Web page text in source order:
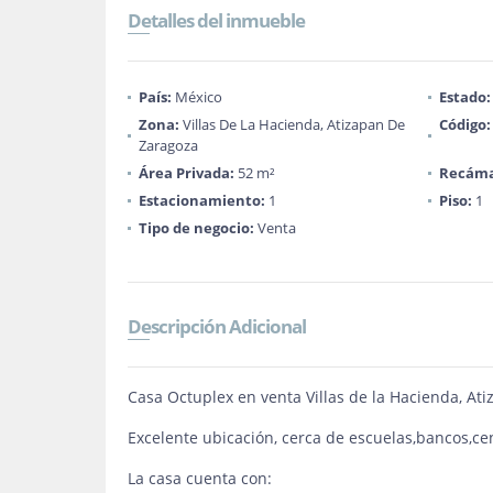
Detalles del inmueble
País: México Estado:
Zona: Villas De La Hacienda, Atizapan De
Zaragoza
Código:
Área Privada: 52 m²
Estacionamiento: 1 Piso: 1
Tipo de negocio: Venta
Descripción Adicional
Casa Octuplex en venta Villas de la Hacienda,
Excelente ubicación, cerca de
La casa cuenta con: